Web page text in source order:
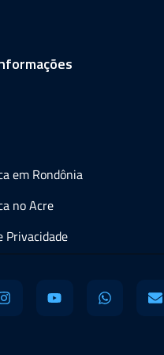
em Rondônia
no Acre
Privacidade